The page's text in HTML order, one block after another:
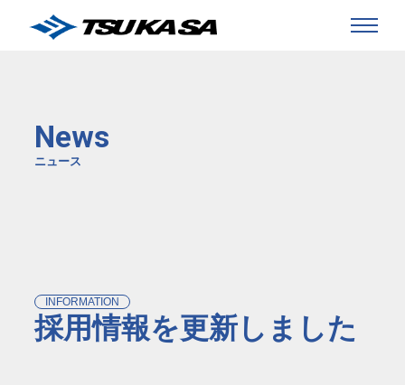
News
ニュース
INFORMATION
採用情報を更新しました